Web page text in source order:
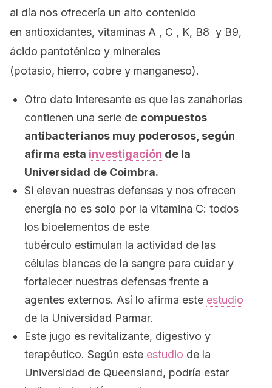
al día nos ofrecería un alto contenido
en antioxidantes, vitaminas A , C , K, B8 y B9,
ácido pantoténico y minerales
(potasio, hierro, cobre y manganeso).
Otro dato interesante es que las zanahorias
contienen una serie de compuestos
antibacterianos muy poderosos, según
afirma esta investigación de la
Universidad de Coimbra.
Si elevan nuestras defensas y nos ofrecen
energía no es solo por la vitamina C: todos
los bioelementos de este
tubérculo estimulan la actividad de las
células blancas de la sangre para cuidar y
fortalecer nuestras defensas frente a
agentes externos. Así lo afirma este estudio
de la Universidad Parmar.
Este jugo es revitalizante, digestivo y
terapéutico. Según este estudio de la
Universidad de Queensland, podría estar